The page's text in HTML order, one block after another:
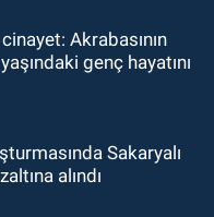
Akrabasının
genç hayatını
Sakaryalı
alındı